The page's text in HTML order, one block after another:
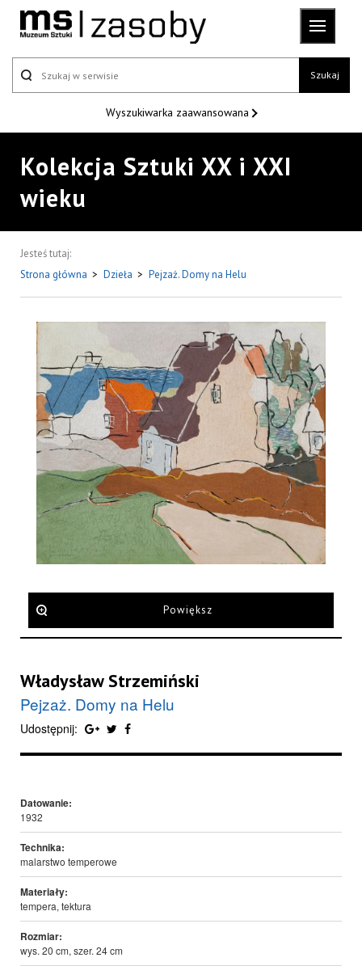
Szukaj
Wyszukiwarka zaawansowana
Kolekcja Sztuki XX i XXI
wieku
Jesteś tutaj:
Strona główna > Dzieła > Pejzaż. Domy na Helu
Powiększ
Władysław Strzemiński
Pejzaż. Domy na Helu
Udostępnij:
Datowanie:
1932
Technika:
malarstwo temperowe
Materiały:
tempera, tektura
Rozmiar:
wys. 20 cm, szer. 24 cm